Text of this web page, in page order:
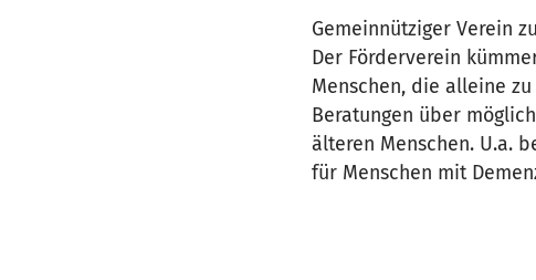
Gemeinnütziger Verein
Der Förderverein
Menschen, die alleine
Beratungen über
älteren Menschen. U.a.
für Menschen mit